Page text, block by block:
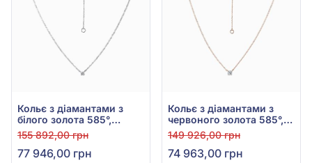
Кольє з діамантами з
білого золота 585°,
Діамант 0,54ct, арт.
КЛк7033/1
155 892,00 грн
77 946,00 грн
Кольє з діамантами з
червоного золота 585°,
Діамант 0,51ct, арт.
КЛк7033
149 926,00 грн
74 963,00 грн